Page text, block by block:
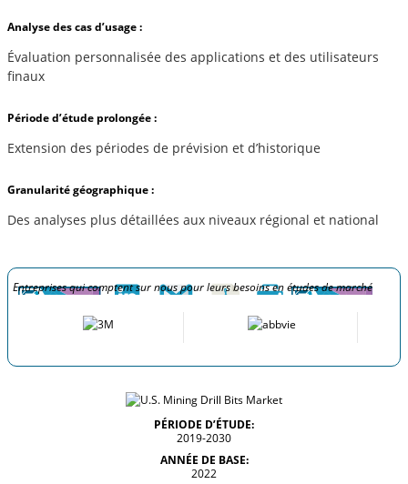
Analyse des cas d’usage :
Évaluation personnalisée des applications et des utilisateurs
finaux
Période d’étude prolongée :
Extension des périodes de prévision et d’historique
Granularité géographique :
Des analyses plus détaillées aux niveaux régional et national
Entreprises qui comptent sur nous pour leurs besoins en études de marché
PÉRIODE D’ÉTUDE:
2019-2030
ANNÉE DE BASE:
2022